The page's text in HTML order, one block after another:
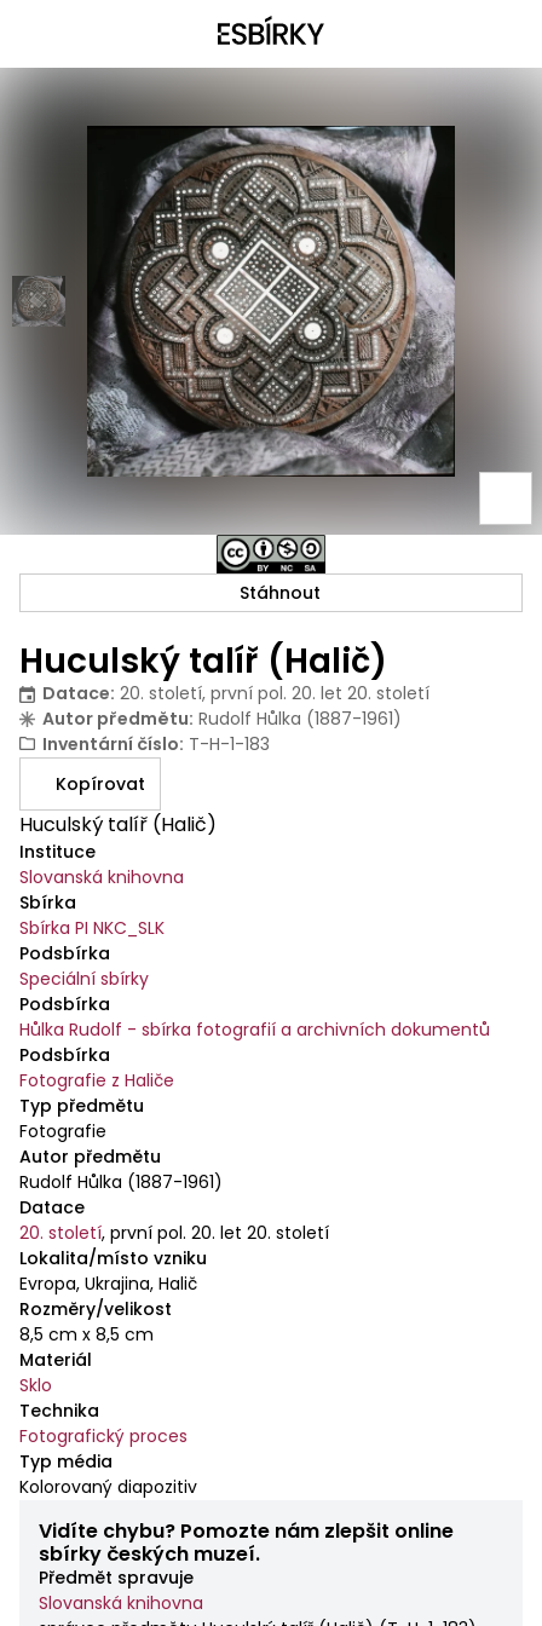
Huculský talíř (Halič)
Datace: 20. století, první pol. 20. let 20. století
Autor předmětu: Rudolf Hůlka (1887-1961)
Inventární číslo: T-H-1-183
Kopírovat
Huculský talíř (Halič)
Instituce
Slovanská knihovna
Sbírka
Sbírka PI NKC_SLK
Podsbírka
Speciální sbírky
Podsbírka
Hůlka Rudolf - sbírka fotografií a archivních dokumentů
Podsbírka
Fotografie z Haliče
Typ předmětu
Fotografie
Autor předmětu
Rudolf Hůlka (1887-1961)
Datace
20. století, první pol. 20. let 20. století
Lokalita/místo vzniku
Evropa, Ukrajina, Halič
Rozměry/velikost
8,5 cm x 8,5 cm
Materiál
Sklo
Technika
Fotografický proces
Typ média
Kolorovaný diapozitiv
Vidíte chybu? Pomozte nám zlepšit online
sbírky českých muzeí.
Předmět spravuje
Slovanská knihovna
Stáhnout